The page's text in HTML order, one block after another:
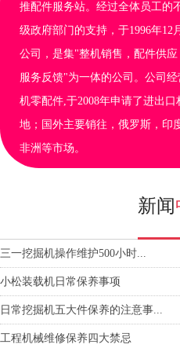
推配件服务站。经过全体员工的
级政府部门的支持，于1996年12
公司，是集"整机销售，配件供
服务反馈"为一体的公司。公司
机零配件,于2008年申请了进出
地；国外主要销往，俄罗斯，印
非洲等市场。
新闻
三一挖掘机操作维护500小时...
小松装载机日常保养事项
日常挖掘机五大件保养的注意事...
工程机械维修保养四大禁忌